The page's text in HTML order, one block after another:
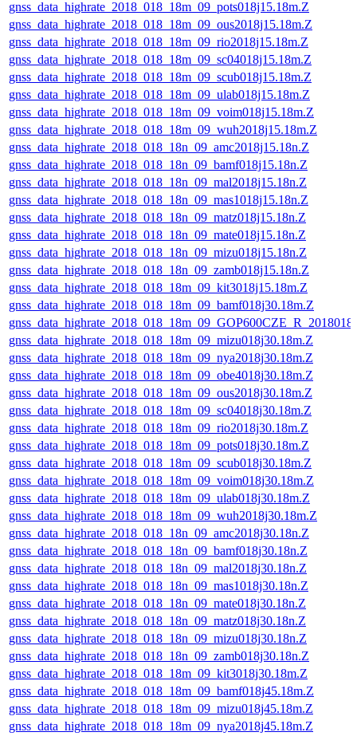
gnss_data_highrate_2018_018_18m_09_pots018j15.18m.Z
gnss_data_highrate_2018_018_18m_09_ous2018j15.18m.Z
gnss_data_highrate_2018_018_18m_09_rio2018j15.18m.Z
gnss_data_highrate_2018_018_18m_09_sc04018j15.18m.Z
gnss_data_highrate_2018_018_18m_09_scub018j15.18m.Z
gnss_data_highrate_2018_018_18m_09_ulab018j15.18m.Z
gnss_data_highrate_2018_018_18m_09_voim018j15.18m.Z
gnss_data_highrate_2018_018_18m_09_wuh2018j15.18m.Z
gnss_data_highrate_2018_018_18n_09_amc2018j15.18n.Z
gnss_data_highrate_2018_018_18n_09_bamf018j15.18n.Z
gnss_data_highrate_2018_018_18n_09_mal2018j15.18n.Z
gnss_data_highrate_2018_018_18n_09_mas1018j15.18n.Z
gnss_data_highrate_2018_018_18n_09_matz018j15.18n.Z
gnss_data_highrate_2018_018_18n_09_mate018j15.18n.Z
gnss_data_highrate_2018_018_18n_09_mizu018j15.18n.Z
gnss_data_highrate_2018_018_18n_09_zamb018j15.18n.Z
gnss_data_highrate_2018_018_18m_09_kit3018j15.18m.Z
gnss_data_highrate_2018_018_18m_09_bamf018j30.18m.Z
gnss_data_highrate_2018_018_18m_09_mizu018j30.18m.Z
gnss_data_highrate_2018_018_18m_09_nya2018j30.18m.Z
gnss_data_highrate_2018_018_18m_09_obe4018j30.18m.Z
gnss_data_highrate_2018_018_18m_09_ous2018j30.18m.Z
gnss_data_highrate_2018_018_18m_09_sc04018j30.18m.Z
gnss_data_highrate_2018_018_18m_09_rio2018j30.18m.Z
gnss_data_highrate_2018_018_18m_09_pots018j30.18m.Z
gnss_data_highrate_2018_018_18m_09_scub018j30.18m.Z
gnss_data_highrate_2018_018_18m_09_voim018j30.18m.Z
gnss_data_highrate_2018_018_18m_09_ulab018j30.18m.Z
gnss_data_highrate_2018_018_18m_09_wuh2018j30.18m.Z
gnss_data_highrate_2018_018_18n_09_amc2018j30.18n.Z
gnss_data_highrate_2018_018_18n_09_bamf018j30.18n.Z
gnss_data_highrate_2018_018_18n_09_mal2018j30.18n.Z
gnss_data_highrate_2018_018_18n_09_mas1018j30.18n.Z
gnss_data_highrate_2018_018_18n_09_mate018j30.18n.Z
gnss_data_highrate_2018_018_18n_09_matz018j30.18n.Z
gnss_data_highrate_2018_018_18n_09_mizu018j30.18n.Z
gnss_data_highrate_2018_018_18n_09_zamb018j30.18n.Z
gnss_data_highrate_2018_018_18m_09_kit3018j30.18m.Z
gnss_data_highrate_2018_018_18m_09_bamf018j45.18m.Z
gnss_data_highrate_2018_018_18m_09_mizu018j45.18m.Z
gnss_data_highrate_2018_018_18m_09_nya2018j45.18m.Z